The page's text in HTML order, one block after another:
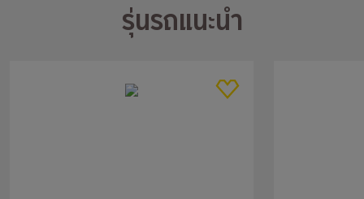
รุ่นรถแนะนำ